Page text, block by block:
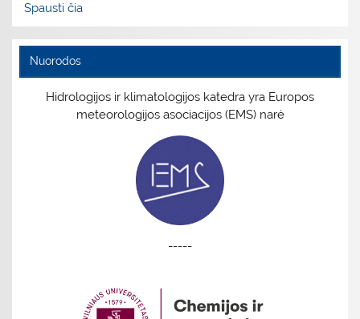
Spausti čia
Nuorodos
Hidrologijos ir klimatologijos katedra yra Europos
meteorologijos asociacijos (EMS) narė
-----